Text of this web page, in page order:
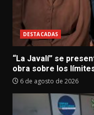
DESTACADAS
“La Javalí” se
obra sobre los
6 de agosto de 2026